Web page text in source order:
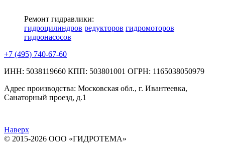
Ремонт гидравлики:
гидроцилиндров редукторов гидромоторов
гидронасосов
+7 (495) 740-67-60
ИНН: 5038119660 КПП: 503801001 ОГРН: 1165038050979
Адрес производства: Московская обл., г. Ивантеевка,
Санаторный проезд, д.1
Наверх
© 2015-2026 ООО «ГИДРОТЕМА»